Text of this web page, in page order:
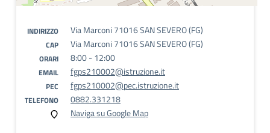
INDIRIZZO Via Marconi 71016 SAN SEVERO (FG)
CAP Via Marconi 71016 SAN SEVERO (FG)
ORARI 8:00 - 12:00
EMAIL fgps210002@istruzione.it
PEC fgps210002@pec.istruzione.it
TELEFONO
0882.331218
Naviga su Google Map